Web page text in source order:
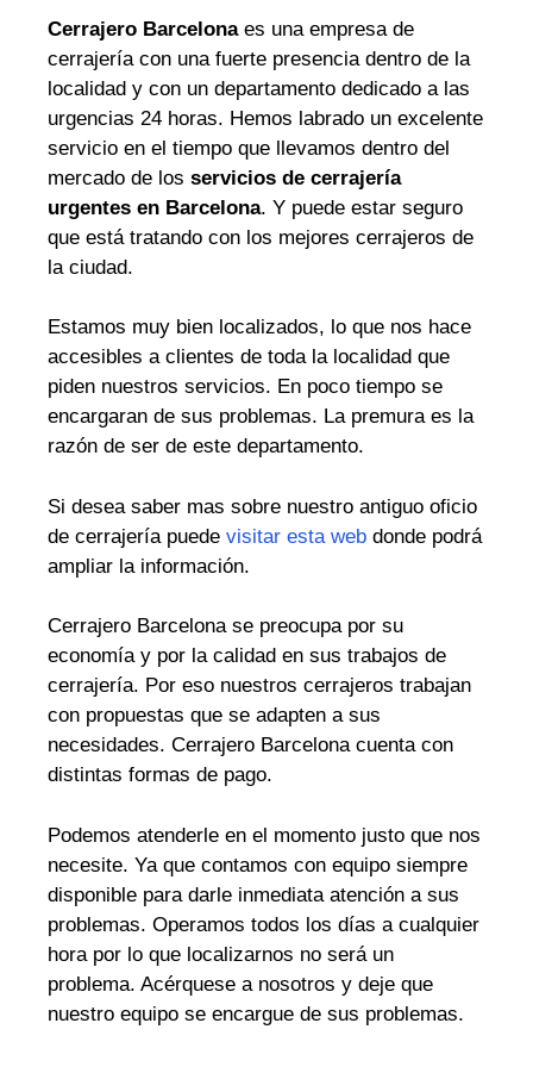
Cerrajero Barcelonaes una empresa de
cerrajería con una fuerte presencia dentro de la
localidad y con un departamento dedicado a las
urgencias 24 horas. Hemos labrado un excelente
servicio en el tiempo que llevamos dentro del
mercado de los servicios de cerrajería
urgentes en Barcelona. Y puede estar seguro
que está tratando con los mejores cerrajeros de
la ciudad.
Estamos muy bien localizados, lo que nos hace
accesibles a clientes de toda la localidad que
piden nuestros servicios. En poco tiempo se
encargaran de sus problemas. La premura es la
razón de ser de este departamento.
Si desea saber mas sobre nuestro antiguo oficio
de cerrajería puede visitar esta web donde podrá
ampliar la información.
Cerrajero Barcelona se preocupa por su
economía y por la calidad en sus trabajos de
cerrajería. Por eso nuestros cerrajeros trabajan
con propuestas que se adapten a sus
necesidades. Cerrajero Barcelona cuenta con
distintas formas de pago.
Podemos atenderle en el momento justo que nos
necesite. Ya que contamos con equipo siempre
disponible para darle inmediata atención a sus
problemas. Operamos todos los días a cualquier
hora por lo que localizarnos no será un
problema. Acérquese a nosotros y deje que
nuestro equipo se encargue de sus problemas.